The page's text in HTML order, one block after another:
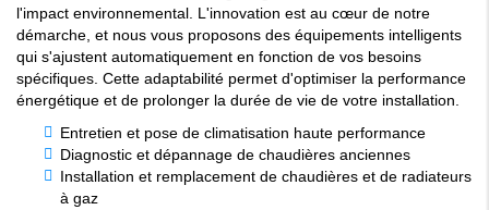
l'impact environnemental. L'innovation est au cœur de notre
démarche, et nous vous proposons des équipements intelligents
qui s'ajustent automatiquement en fonction de vos besoins
spécifiques. Cette adaptabilité permet d'optimiser la performance
énergétique et de prolonger la durée de vie de votre installation.
Entretien et pose de climatisation haute performance
Diagnostic et dépannage de chaudières anciennes
Installation et remplacement de chaudières et de radiateurs
à gaz